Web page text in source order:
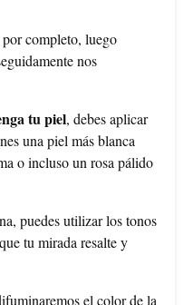
completo, luego
nos
tu piel, debes aplicar
una piel más blanca
o incluso un rosa pálido
puedes utilizar los tonos
tu mirada resalte y
el color de la